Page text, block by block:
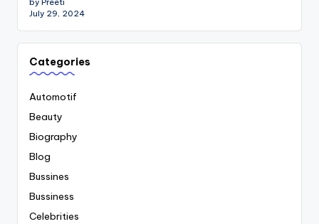
July 29, 2024
Categories
Automotif
Beauty
Biography
Blog
Bussines
Bussiness
Celebrities